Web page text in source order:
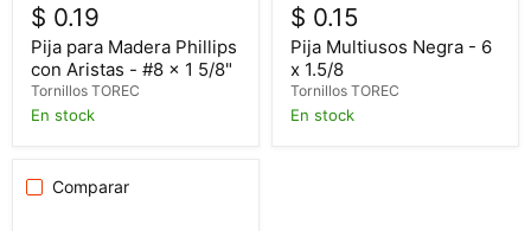
$ 0.19
Pija para Madera Phillips
con Aristas - #8 x 1 5/8"
Tornillos TOREC
En stock
$ 0.15
Pija Multiusos Negra - 6
x 1.5/8
Tornillos TOREC
En stock
Comparar